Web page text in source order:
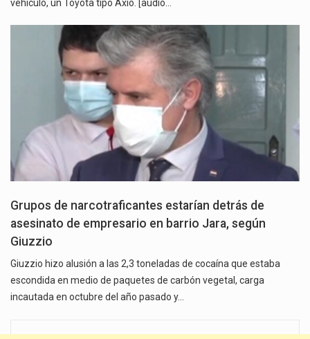
vehículo, un Toyota tipo Axio. [audio…
Grupos de narcotraficantes estarían detrás de
asesinato de empresario en barrio Jara, según
Giuzzio
Giuzzio hizo alusión a las 2,3 toneladas de cocaína que estaba
escondida en medio de paquetes de carbón vegetal, carga
incautada en octubre del año pasado y…